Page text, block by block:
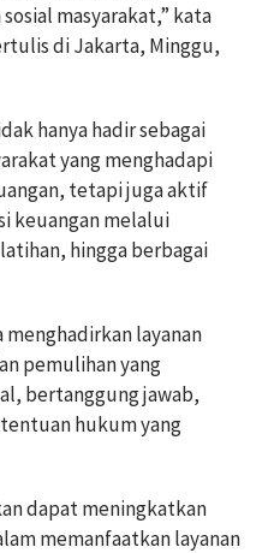
masyarakat,” kata
di Jakarta, Minggu,
hanya hadir sebagai
yang menghadapi
tetapi juga aktif
keuangan melalui
hingga berbagai
layanan
pemulihan yang
bertanggung jawab,
hukum yang
dapat meningkatkan
memanfaatkan layanan